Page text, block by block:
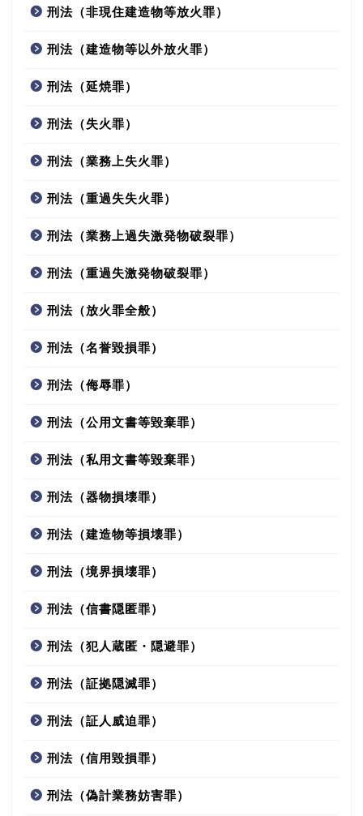
刑法（非現住建造物等放火罪）
刑法（建造物等以外放火罪）
刑法（延焼罪）
刑法（失火罪）
刑法（業務上失火罪）
刑法（重過失失火罪）
刑法（業務上過失激発物破裂罪）
刑法（重過失激発物破裂罪）
刑法（放火罪全般）
刑法（名誉毀損罪）
刑法（侮辱罪）
刑法（公用文書等毀棄罪）
刑法（私用文書等毀棄罪）
刑法（器物損壊罪）
刑法（建造物等損壊罪）
刑法（境界損壊罪）
刑法（信書隠匿罪）
刑法（犯人蔵匿・隠避罪）
刑法（証拠隠滅罪）
刑法（証人威迫罪）
刑法（信用毀損罪）
刑法（偽計業務妨害罪）